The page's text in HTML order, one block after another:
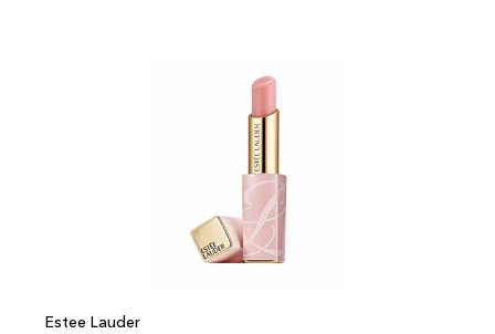
Estee Lauder